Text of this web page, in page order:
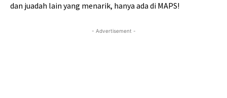
dan juadah lain yang menarik, hanya ada di MAPS!
- Advertisement -